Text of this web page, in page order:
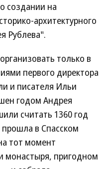
создании на
архитектурного
Рублева".
только в
первого директора
и писателя Ильи
годом Андрея
считать 1360 год
в Спасском
тот момент
монастыря, пригодном